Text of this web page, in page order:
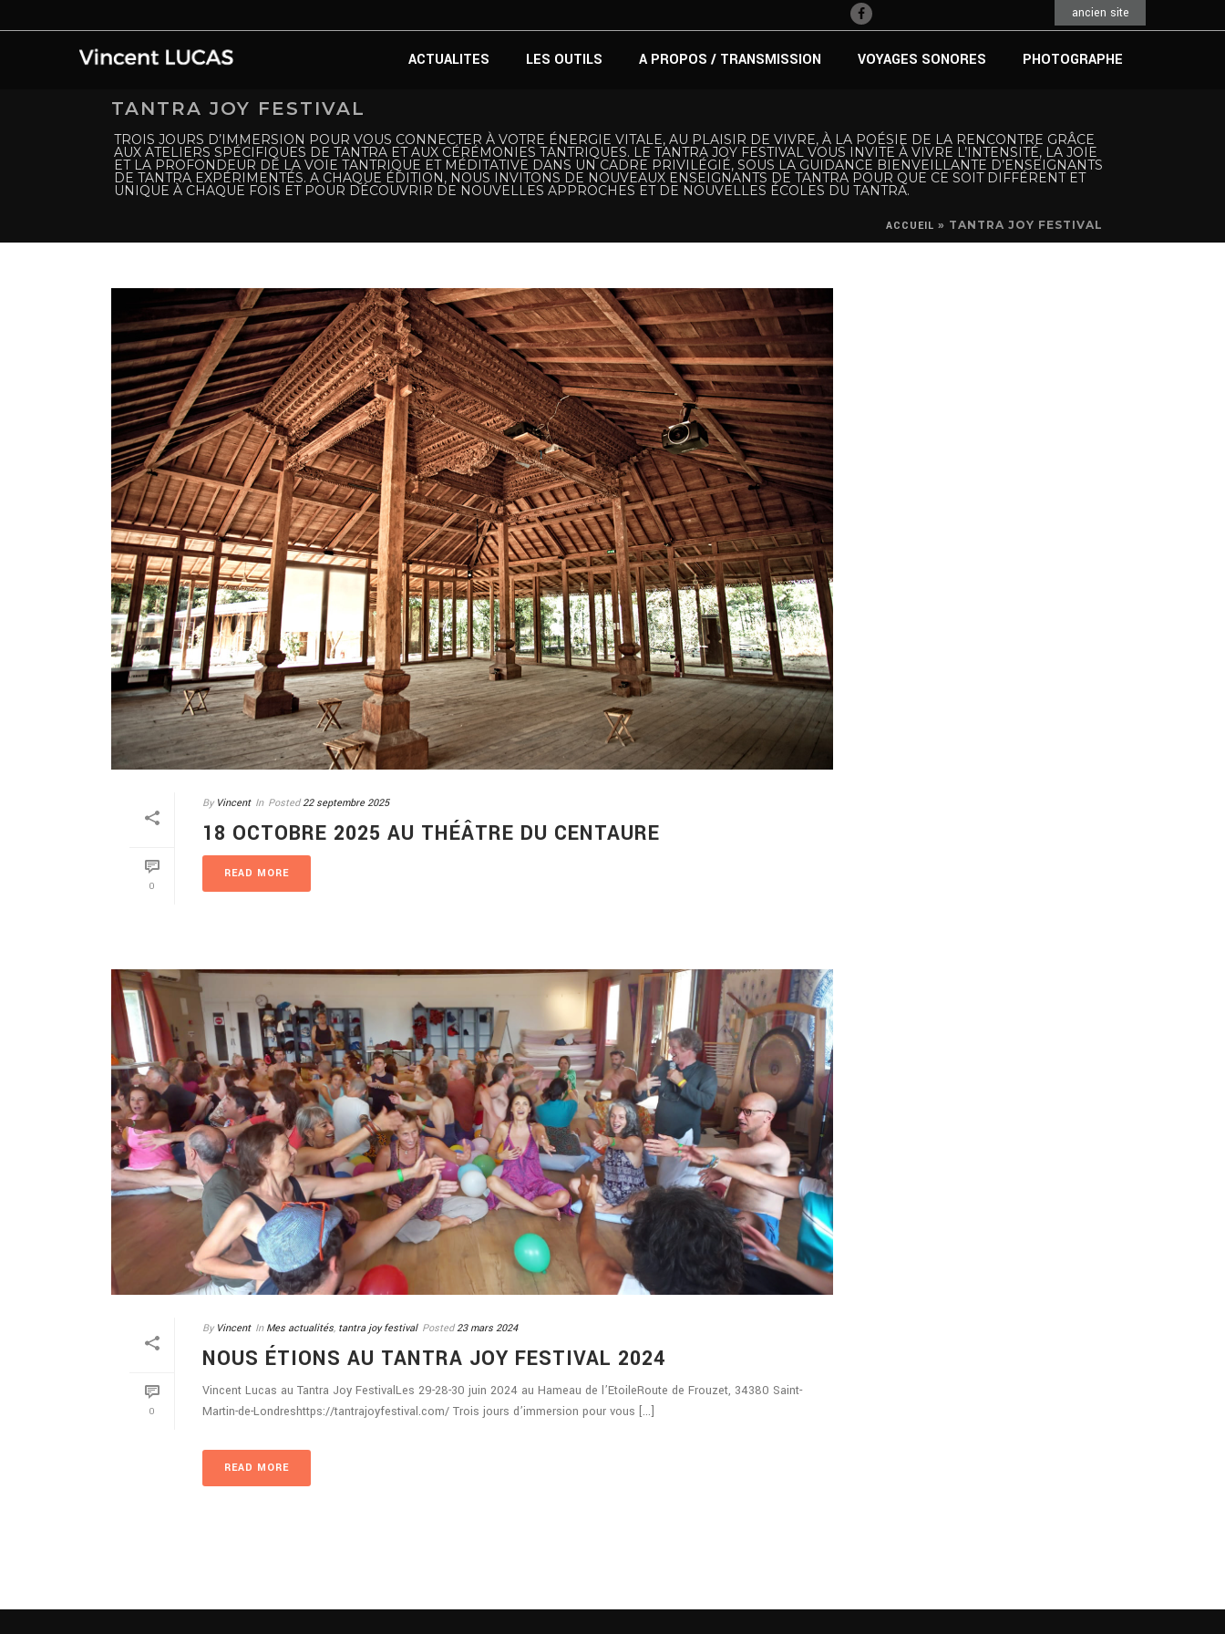
ancien site
ACTUALITES LES OUTILS A PROPOS / TRANSMISSION VOYAGES SONORES PHOTOGRAPHE
TANTRA JOY FESTIVAL
TROIS JOURS D’IMMERSION POUR VOUS CONNECTER À VOTRE ÉNERGIE VITALE, AU PLAISIR DE VIVRE, À LA POÉSIE DE LA RENCONTRE GRÂCE
AUX ATELIERS SPÉCIFIQUES DE TANTRA ET AUX CÉRÉMONIES TANTRIQUES. LE TANTRA JOY FESTIVAL VOUS INVITE À VIVRE L’INTENSITÉ, LA JOIE
ET LA PROFONDEUR DE LA VOIE TANTRIQUE ET MÉDITATIVE DANS UN CADRE PRIVILÉGIÉ, SOUS LA GUIDANCE BIENVEILLANTE D’ENSEIGNANTS
DE TANTRA EXPÉRIMENTÉS. A CHAQUE ÉDITION, NOUS INVITONS DE NOUVEAUX ENSEIGNANTS DE TANTRA POUR QUE CE SOIT DIFFÉRENT ET
UNIQUE À CHAQUE FOIS ET POUR DÉCOUVRIR DE NOUVELLES APPROCHES ET DE NOUVELLES ÉCOLES DU TANTRA.
ACCUEIL » TANTRA JOY FESTIVAL
0
By Vincent In Posted 22 septembre 2025
18 OCTOBRE 2025 AU THÉÂTRE DU CENTAURE
READ MORE
0
By Vincent In Mes actualités, tantra joy festival Posted 23 mars 2024
NOUS ÉTIONS AU TANTRA JOY FESTIVAL 2024
Vincent Lucas au Tantra Joy FestivalLes 29-28-30 juin 2024 au Hameau de l’EtoileRoute de Frouzet, 34380 Saint-
Martin-de-Londreshttps://tantrajoyfestival.com/ Trois jours d’immersion pour vous [...]
READ MORE